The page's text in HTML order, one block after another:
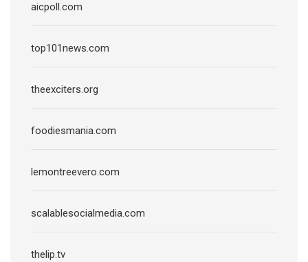
aicpoll.com
top101news.com
theexciters.org
foodiesmania.com
lemontreevero.com
scalablesocialmedia.com
thelip.tv